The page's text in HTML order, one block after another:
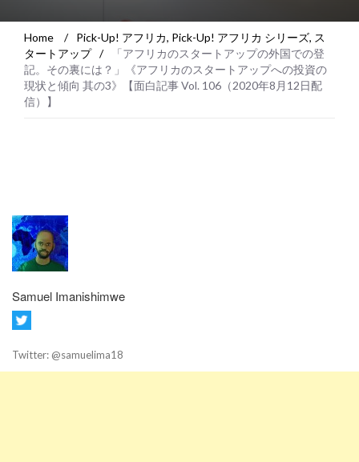
Home / Pick-Up! アフリカ, Pick-Up! アフリカ シリーズ, ス
タートアップ /
「アフリカのスタートアップの外国での登
記。その裏には？」《アフリカのスタートアップへの投資の
現状と傾向 其の3》【面白記事 Vol. 106（2020年8月12日配
信）】
Samuel Imanishimwe
Twitter: @samuelima18